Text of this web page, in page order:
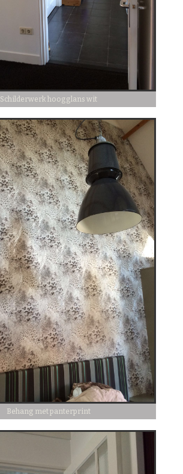
Schilderwerk hoogglans wit
Behang met panterprint